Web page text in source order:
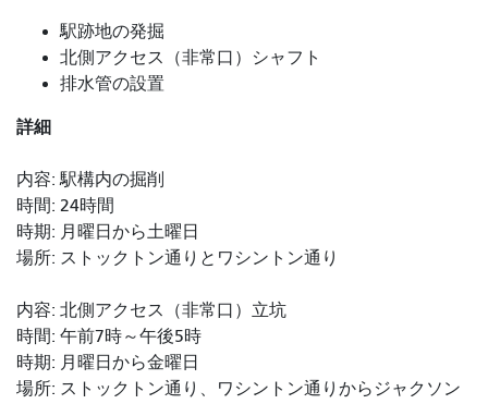
駅跡地の発掘
北側アクセス（非常口）シャフト
排水管の設置
詳細
内容: 駅構内の掘削
時間: 24時間
時期: 月曜日から土曜日
場所: ストックトン通りとワシントン通り
内容: 北側アクセス（非常口）立坑
時間: 午前7時～午後5時
時期: 月曜日から金曜日
場所: ストックトン通り、ワシントン通りからジャクソン